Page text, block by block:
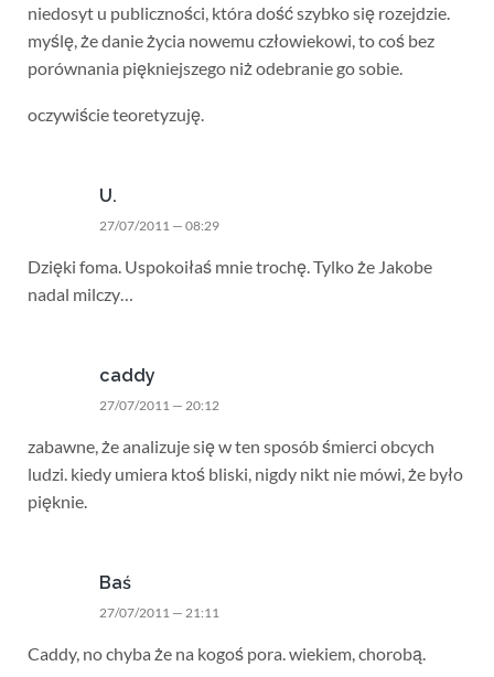
niedosyt u publiczności, która dość szybko się rozejdzie.
myślę, że danie życia nowemu człowiekowi, to coś bez
porównania piękniejszego niż odebranie go sobie.
oczywiście teoretyzuję.
U.
27/07/2011 — 08:29
Dzięki foma. Uspokoiłaś mnie trochę. Tylko że Jakobe
nadal milczy…
caddy
27/07/2011 — 20:12
zabawne, że analizuje się w ten sposób śmierci obcych
ludzi. kiedy umiera ktoś bliski, nigdy nikt nie mówi, że było
pięknie.
Baś
27/07/2011 — 21:11
Caddy, no chyba że na kogoś pora. wiekiem, chorobą.